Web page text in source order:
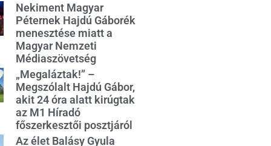
Nekiment Magyar
Péternek Hajdú Gáborék
menesztése miatt a
Magyar Nemzeti
Médiaszövetség
„Megaláztak!” –
Megszólalt Hajdú Gábor,
akit 24 óra alatt kirúgtak
az M1 Híradó
főszerkesztői posztjáról
Az élet Balásy Gyula